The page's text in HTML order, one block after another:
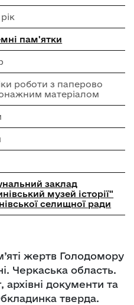
пам'ятки
роботи з паперово
матеріалом
заклад
музей історії"
селищної ради
жертв Голодомору
Черкаська область.
документи та
тверда.